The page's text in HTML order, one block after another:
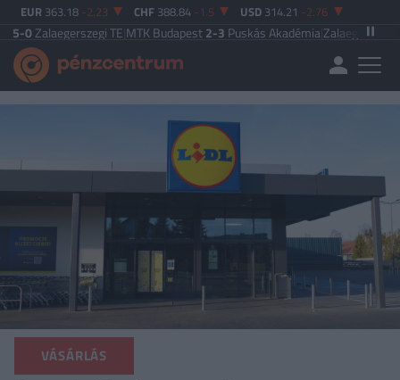
EUR 363.18 -2.23 CHF 388.84 -1.5 USD 314.21 -2.76
TE|MTK Budapest2-3Puskás Akadémia|Zalaegerszegi TE 5-2
VÁSÁRLÁS